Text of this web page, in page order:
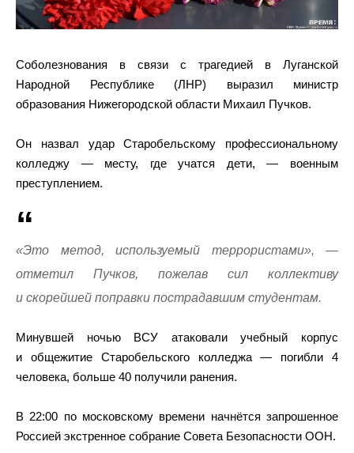
Соболезнования в связи с трагедией в Луганской
Народной Республике (ЛНР) выразил министр
образования Нижегородской области Михаил Пучков.
Он назвал удар Старобельскому профессиональному
колледжу — месту, где учатся дети, — военным
преступлением.
«Это метод, используемый террористами», —
отметил Пучков, пожелав сил коллективу
и скорейшей поправки пострадавшим студентам.
Минувшей ночью ВСУ атаковали учебный корпус
и общежитие Старобельского колледжа — погибли 4
человека, больше 40 получили ранения.
В 22:00 по московскому времени начнётся запрошенное
Россией экстренное собрание Совета Безопасности ООН.